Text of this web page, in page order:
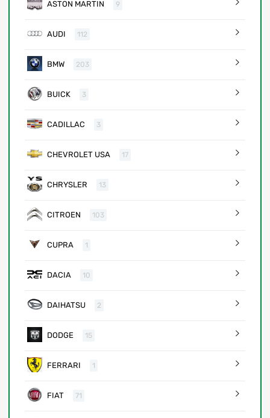
ASTON MARTIN 9
AUDI 112
BMW 203
BUICK 3
CADILLAC 3
CHEVROLET USA 17
CHRYSLER 13
CITROEN 103
CUPRA 1
DACIA 10
DAIHATSU 2
DODGE 15
FERRARI 1
FIAT 71